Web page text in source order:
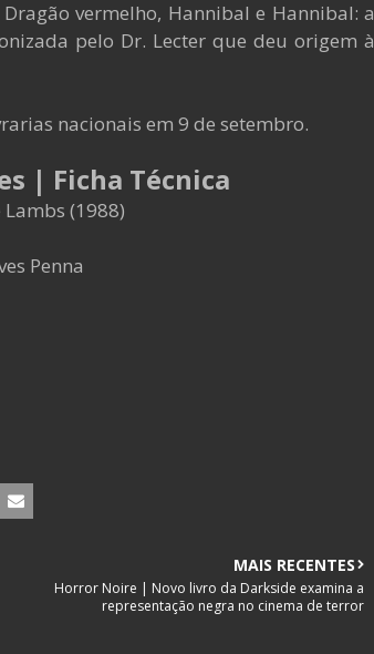
vermelho, Hannibal e Hannibal: a
pelo Dr. Lecter que deu origem à
nacionais em 9 de setembro.
| Ficha Técnica
Lambs (1988)
Penna
MAIS RECENTES
Horror Noire | Novo livro da Darkside examina a
representação negra no cinema de terror